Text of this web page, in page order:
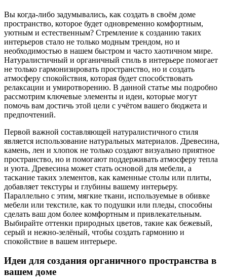
Вы когда-либо задумывались, как создать в своём доме
пространство, которое будет одновременно комфортным,
уютным и естественным? Стремление к созданию таких
интерьеров стало не только модным трендом, но и
необходимостью в нашем быстром и часто хаотичном мире.
Натуралистичный и органичный стиль в интерьере помогает
не только гармонизировать пространство, но и создать
атмосферу спокойствия, которая будет способствовать
релаксации и умиротворению. В данной статье мы подробно
рассмотрим ключевые элементы и идеи, которые могут
помочь вам достичь этой цели с учётом вашего бюджета и
предпочтений.
Первой важной составляющей натуралистичного стиля
является использование натуральных материалов. Древесина,
камень, лен и хлопок не только создают визуально приятное
пространство, но и помогают поддерживать атмосферу тепла
и уюта. Древесина может стать основой для мебели, а
таскание таких элементов, как каменные столы или плиты,
добавляет текстуры и глубины вашему интерьеру.
Параллельно с этим, мягкие ткани, используемые в обивке
мебели или текстиле, как то подушки или пледы, способны
сделать ваш дом более комфортным и привлекательным.
Выбирайте оттенки природных цветов, такие как бежевый,
серый и нежно-зелёный, чтобы создать гармонию и
спокойствие в вашем интерьере.
Идеи для создания органичного пространства в
вашем доме